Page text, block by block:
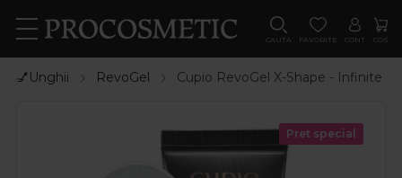
CAUTA FAVORITE CONT COS
💅Unghii RevoGel Cupio RevoGel X-Shape - Infinite
Pret special